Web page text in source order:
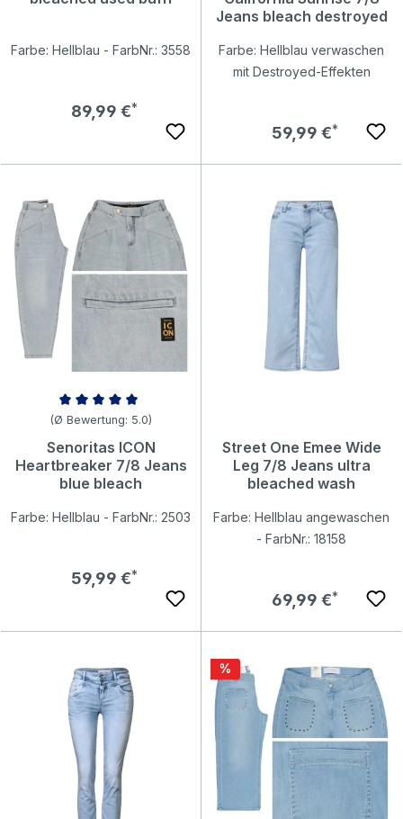
Farbe: Hellblau - FarbNr.: 3558
Regulärer Preis:
89,99 €
Jeans bleach destroyed
Farbe: Hellblau verwaschen
mit Destroyed-Effekten
Regulärer Preis:
59,99 €
Durchschnittliche Bewertung von 5 von 5 Sternen
(Ø Bewertung: 5.0)
Senoritas ICON
Heartbreaker 7/8 Jeans
blue bleach
Farbe: Hellblau - FarbNr.: 2503
Regulärer Preis:
59,99 €
Street One Emee Wide
Leg 7/8 Jeans ultra
bleached wash
Farbe: Hellblau angewaschen
- FarbNr.: 18158
Regulärer Preis:
69,99 €
Rabatt
%